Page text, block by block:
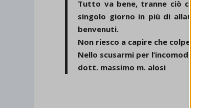
Tutto va bene, tranne ciò
singolo giorno in più di
benvenuti.
Non riesco a capire che colpe
Nello scusarmi per
dott. massimo m. alosi